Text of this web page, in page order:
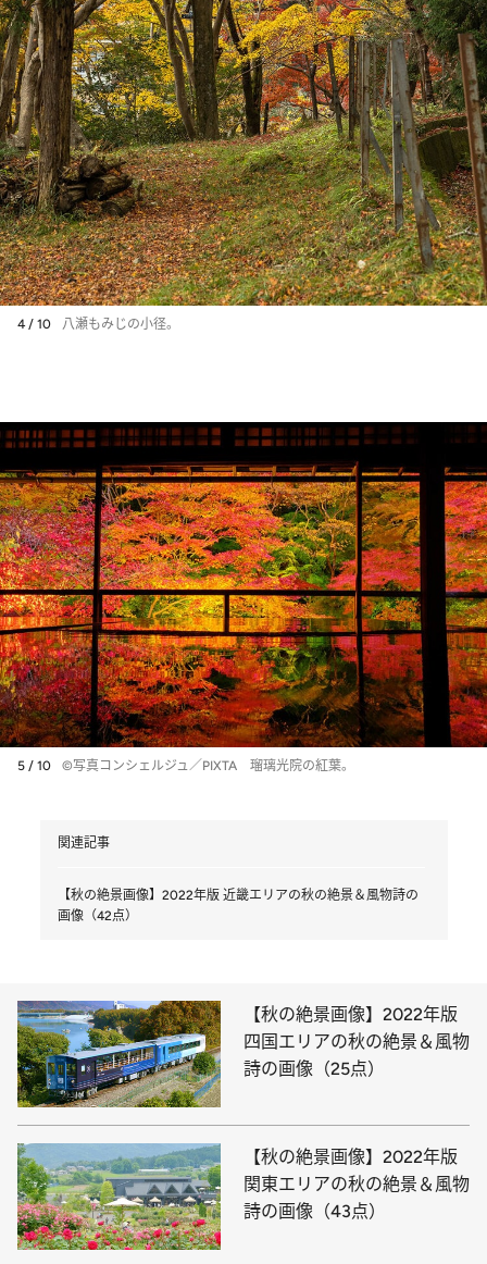
4 / 10 八瀬もみじの小径。
5 / 10 ©️写真コンシェルジュ／PIXTA 瑠璃光院の紅葉。
関連記事
【秋の絶景画像】2022年版 近畿エリアの秋の絶景＆風物詩の
画像（42点）
【秋の絶景画像】2022年版
四国エリアの秋の絶景＆風物
詩の画像（25点）
【秋の絶景画像】2022年版
関東エリアの秋の絶景＆風物
詩の画像（43点）